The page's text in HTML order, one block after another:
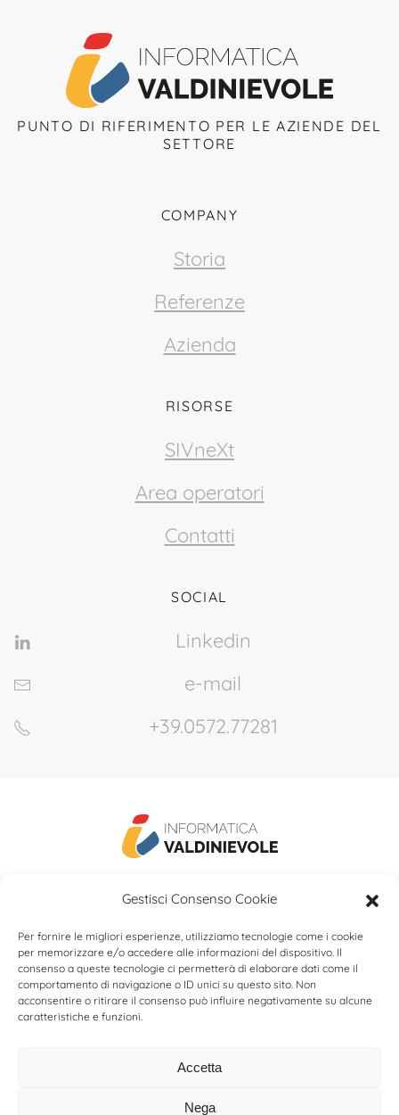
Gestisci Consenso Cookie
Per fornire le migliori esperienze, utilizziamo tecnologie come i cookie
per memorizzare e/o accedere alle informazioni del dispositivo. Il
consenso a queste tecnologie ci permetterà di elaborare dati come il
comportamento di navigazione o ID unici su questo sito. Non
acconsentire o ritirare il consenso può influire negativamente su alcune
caratteristiche e funzioni.
Accetta
Nega
PUNTO DI RIFERIMENTO PER LE AZIENDE DEL
SETTORE
COMPANY
Storia
Referenze
Azienda
RISORSE
SIVneXt
Area operatori
Contatti
SOCIAL
Linkedin
e-mail
+39.0572.77281
P.IVA: 00496480476
Tel +39 0572 77281
E-mail
linkedin Privacy policy